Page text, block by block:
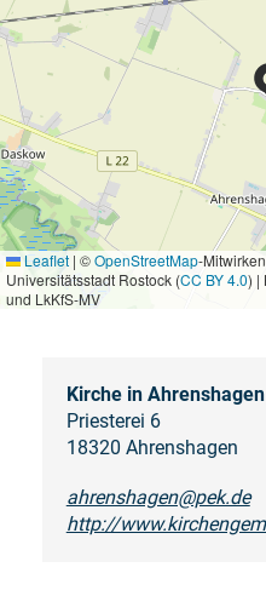
Leaflet | ©OpenStreetMap-
Universitätsstadt Rostock (CC BY 4.0) |
und LkKfS-MV
Kirche in Ahrenshagen
Priesterei 6
18320 Ahrenshagen
ahrenshagen@pek.de
http://